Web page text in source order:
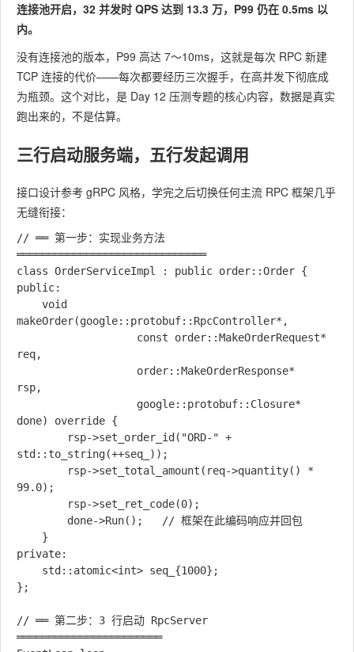
连接池开启，32 并发时 QPS 达到 13.3 万，P99 仍在 0.5ms 以
内。
没有连接池的版本，P99 高达 7～10ms，这就是每次 RPC 新建
TCP 连接的代价——每次都要经历三次握手，在高并发下彻底成
为瓶颈。这个对比，是 Day 12 压测专题的核心内容，数据是真实
跑出来的，不是估算。
三行启动服务端，五行发起调用
接口设计参考 gRPC 风格，学完之后切换任何主流 RPC 框架几乎
无缝衔接：
// ══ 第一步：实现业务方法
══════════════════════════════
class OrderServiceImpl : public order::Order {
public:
makeOrder(google::protobuf::RpcController*,
req,
rsp,
done) override {
std::to_string(++seq_));
99.0);
private:
};
// ══ 第二步：3 行启动 RpcServer
═══════════════════════